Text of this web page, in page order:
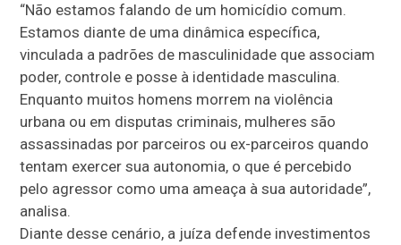
“Não estamos falando de um homicídio comum.
Estamos diante de uma dinâmica específica,
vinculada a padrões de masculinidade que associam
poder, controle e posse à identidade masculina.
Enquanto muitos homens morrem na violência
urbana ou em disputas criminais, mulheres são
assassinadas por parceiros ou ex-parceiros quando
tentam exercer sua autonomia, o que é percebido
pelo agressor como uma ameaça à sua autoridade”,
analisa.
Diante desse cenário, a juíza defende investimentos